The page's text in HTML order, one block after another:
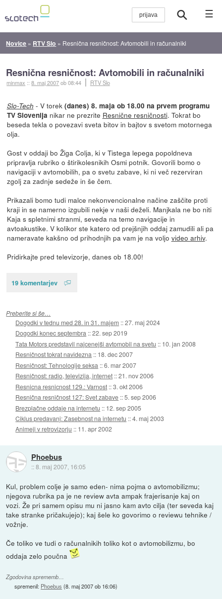
☰
Novice » RTV Slo » Resnična resničnost: Avtomobili in računalniki
Resnična resničnost: Avtomobili in računalniki
minmax ::8. maj 2007ob 08:44 RTV Slo
Slo-Tech - V torek (danes) 8. maja ob 18.00 na prvem programu
TV Slovenija nikar ne prezrite Resnične resničnosti. Tokrat bo
beseda tekla o povezavi sveta bitov in bajtov s svetom motornega
olja.
Gost v oddaji bo Žiga Colja, ki v Tistega lepega popoldneva
pripravlja rubriko o štirikolesnikih Osmi potnik. Govorili bomo o
navigaciji v avtomobilih, pa o svetu zabave, ki ni več rezerviran
zgolj za zadnje sedeže in še čem.
Prikazali bomo tudi malce nekonvencionalne načine zaščite proti
kraji in se namerno izgubili nekje v naši deželi. Manjkala ne bo niti
Kaja s spletnimi stranmi, seveda na temo navigacije in
avtoakustike. V kolikor ste katero od prejšnjih oddaj zamudili ali pa
nameravate kakšno od prihodnjih pa vam je na voljo video arhiv.
Pridirkajte pred televizorje, danes ob 18.00!
19 komentarjev
Preberite si še…
Dogodki v tednu med 28. in 31. majem ::27. maj 2024
Dogodki konec septembra ::22. sep 2019
Tata Motors predstavil najcenejši avtomobil na svetu :: 10. jan 2008
Resničnost tokrat navidezna :: 18. dec 2007
Resničnost: Tehnologije seksa ::6. mar 2007
Resničnost: radio, televizija, internet ::21. nov 2006
Resnicna resnicnost 129.: Varnost ::3. okt 2006
Resnična resničnost 127: Svet zabave ::5. sep 2006
Brezplačne oddaje na internetu :: 12. sep 2005
Ciklus predavanj: Zasebnost na internetu ::4. maj 2003
Animeji v retrovizorju :: 11. apr 2002
Phoebus
::8. maj 2007, 16:05
Kul, problem colje je samo eden- nima pojma o avtomobilizmu;
njegova rubrika pa je ne review avta ampak frajerisanje kaj on
vozi. Že pri samem opisu mu ni jasno kam avto cilja (ter seveda kaj
take stranke pričakujejo); kaj šele ko govorimo o reviewu tehnike /
vožnje.
Če toliko ve tudi o računalnikih toliko kot o avtomobilizmu, bo
oddaja zelo poučna
Zgodovina sprememb…
spremenil: Phoebus (8. maj 2007 ob 16:06)